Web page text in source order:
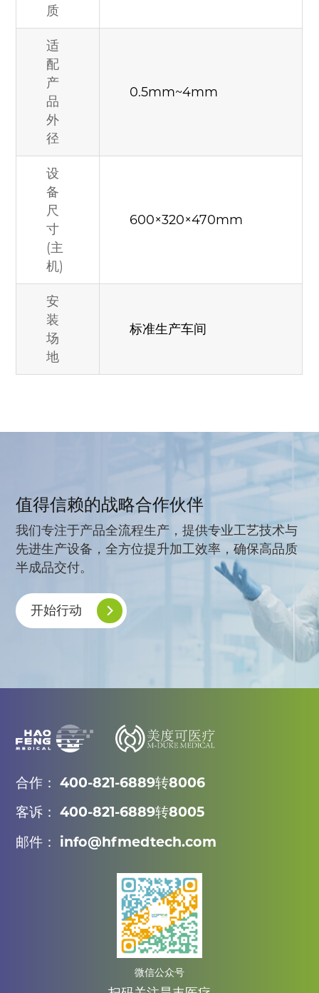
质
适
配
产
品
外
径
0.5mm~4mm
设
备
尺
寸
(主
机)
600×320×470mm
安
装
场
地
标准生产车间
值得信赖的战略合作伙伴
我们专注于产品全流程生产，提供专业工艺技术与
先进生产设备，全方位提升加工效率，确保高品质
半成品交付。
开始行动
合作： 400-821-6889转8006
客诉： 400-821-6889转8005
邮件： info@hfmedtech.com
微信公众号